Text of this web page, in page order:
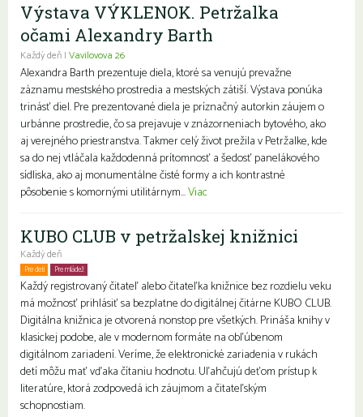
Výstava VÝKLENOK. Petržalka
očami Alexandry Barth
Každý deň | Vavilovova 26
Alexandra Barth prezentuje diela, ktoré sa venujú prevažne
záznamu mestského prostredia a mestských zátiší. Výstava ponúka
trinásť diel. Pre prezentované diela je príznačný autorkin záujem o
urbánne prostredie, čo sa prejavuje v znázorneniach bytového, ako
aj verejného priestranstva. Takmer celý život prežila v Petržalke, kde
sa do nej vtláčala každodenná prítomnosť a šedosť panelákového
sídliska, ako aj monumentálne čisté formy a ich kontrastné
pôsobenie s komornými utilitárnym...Viac
KUBO CLUB v petržalskej knižnici
Každý deň
Pre deti Pre mládež
Každý registrovaný čitateľ alebo čitateľka knižnice bez rozdielu veku
má možnosť prihlásiť sa bezplatne do digitálnej čitárne KUBO CLUB.
Digitálna knižnica je otvorená nonstop pre všetkých. Prináša knihy v
klasickej podobe, ale v modernom formáte na obľúbenom
digitálnom zariadení. Veríme, že elektronické zariadenia v rukách
detí môžu mať vďaka čítaniu hodnotu. Uľahčujú deťom prístup k
literatúre, ktorá zodpovedá ich záujmom a čitateľským
schopnostiam.